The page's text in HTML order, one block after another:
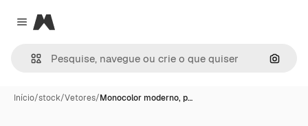
Close menu
Magnific
Início/stock/Vetores/Monocolor moderno, p…